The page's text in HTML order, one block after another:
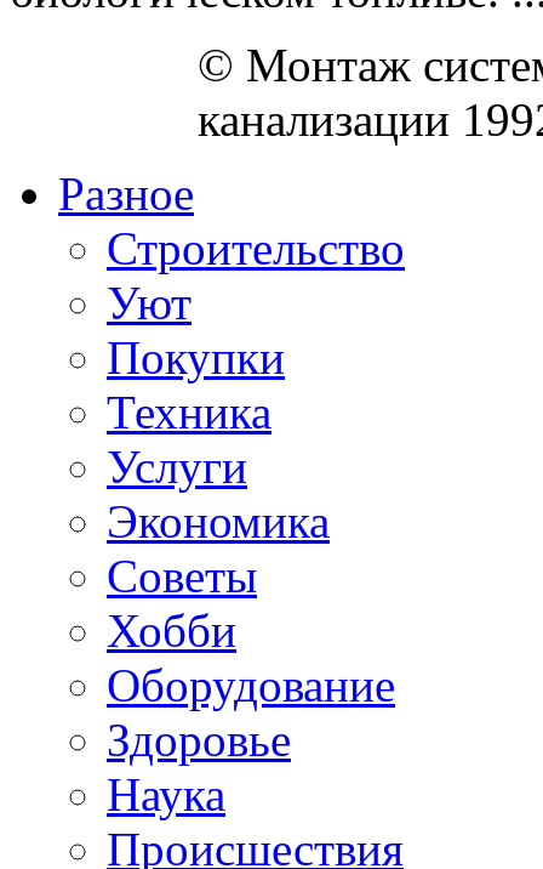
© Монтаж
канализации
Разное
Строительство
Уют
Покупки
Техника
Услуги
Экономика
Советы
Хобби
Oборудование
Здоровье
Наука
Происшествия